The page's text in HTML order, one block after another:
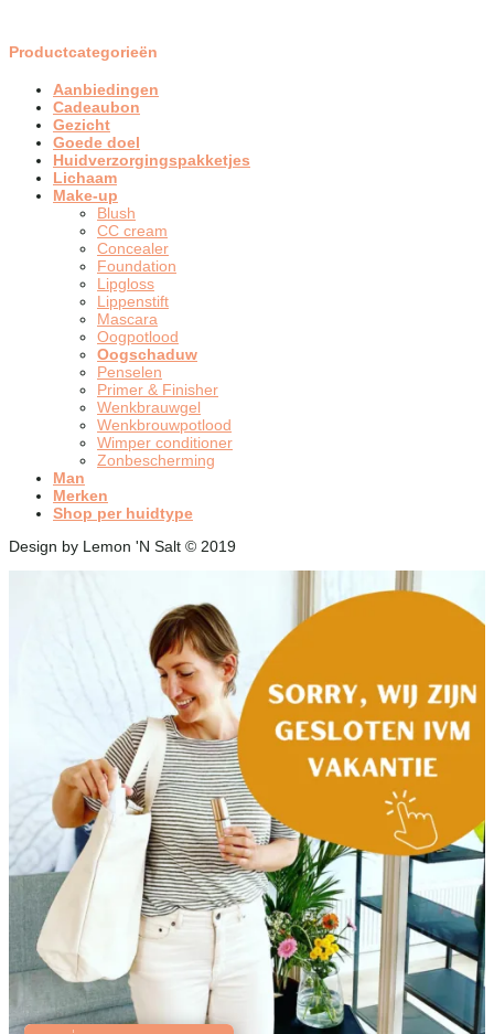
Productcategorieën
Aanbiedingen
Cadeaubon
Gezicht
Goede doel
Huidverzorgingspakketjes
Lichaam
Make-up
Blush
CC cream
Concealer
Foundation
Lipgloss
Lippenstift
Mascara
Oogpotlood
Oogschaduw
Penselen
Primer & Finisher
Wenkbrauwgel
Wenkbrouwpotlood
Wimper conditioner
Zonbescherming
Man
Merken
Shop per huidtype
Design by Lemon 'N Salt © 2019